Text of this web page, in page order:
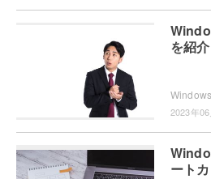
を紹介
2023年
ート